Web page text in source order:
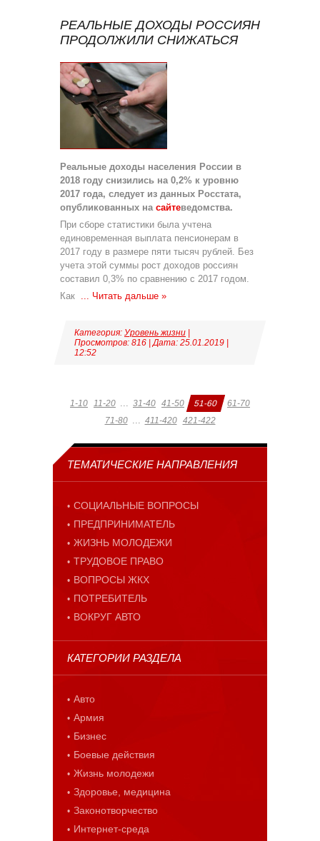
РЕАЛЬНЫЕ ДОХОДЫ РОССИЯН
ПРОДОЛЖИЛИ СНИЖАТЬСЯ
Реальные доходы населения России в
2018 году снизились на 0,2% к уровню
2017 года, следует из данных Росстата,
опубликованных на сайтеведомства.
При сборе статистики была учтена
единовременная выплата пенсионерам в
2017 году в размере пяти тысяч рублей. Без
учета этой суммы рост доходов россиян
составил 0,3% по сравнению с 2017 годом.
Как ... Читать дальше »
Категория: Уровень жизни
Просмотров: 816 | Дата: 25.01.2019
12:52
1-10 11-20 ... 31-40 41-50 51-60
61-70
71-80 ... 411-420 421-422
ТЕМАТИЧЕСКИЕ НАПРАВЛЕНИЯ
СОЦИАЛЬНЫЕ ВОПРОСЫ
ПРЕДПРИНИМАТЕЛЬ
ЖИЗНЬ МОЛОДЕЖИ
ТРУДОВОЕ ПРАВО
ВОПРОСЫ ЖКХ
ПОТРЕБИТЕЛЬ
ВОКРУГ АВТО
КАТЕГОРИИ РАЗДЕЛА
Авто
Армия
Бизнес
Боевые действия
Жизнь молодежи
Здоровье, медицина
Законотворчество
Интернет-среда